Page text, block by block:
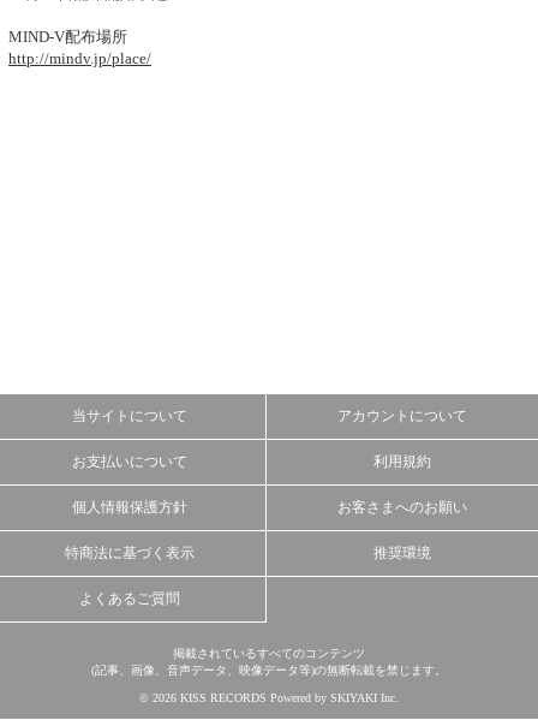
MIND-V配布場所
http://mindv.jp/place/
当サイトについて アカウントについて
お支払いについて 利用規約
個人情報保護方針 お客さまへのお願い
特商法に基づく表示 推奨環境
よくあるご質問
掲載されているすべてのコンテンツ
(記事、画像、音声データ、映像データ等)の無断転載を禁じます。
© 2026 KISS RECORDS Powered by SKIYAKI Inc.